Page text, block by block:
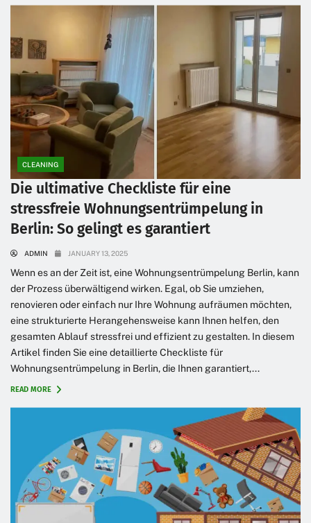
CLEANING
Die ultimative Checkliste für eine
stressfreie Wohnungsentrümpelung in
Berlin: So gelingt es garantiert
ADMIN JANUARY 13, 2025
Wenn es an der Zeit ist, eine Wohnungsentrümpelung Berlin, kann
der Prozess überwältigend wirken. Egal, ob Sie umziehen,
renovieren oder einfach nur Ihre Wohnung aufräumen möchten,
eine strukturierte Herangehensweise kann Ihnen helfen, den
gesamten Ablauf stressfrei und effizient zu gestalten. In diesem
Artikel finden Sie eine detaillierte Checkliste für
Wohnungsentrümpelung in Berlin, die Ihnen garantiert,...
READ MORE